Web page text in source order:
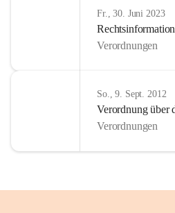
Fr., 30. Juni 2023
Verordnungen
So., 9. Sept. 2012
Verordnung über
Verordnungen